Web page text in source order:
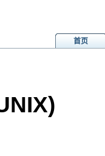
首页